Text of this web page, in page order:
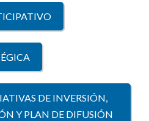
DE INVERSIÓN,
Y PLAN DE DIFUSIÓN